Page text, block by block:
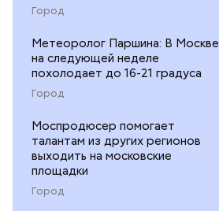
Город
Метеоролог Паршина: В Москве
на следующей неделе
похолодает до 16-21 градуса
Город
Моспродюсер помогает
талантам из других регионов
выходить на московские
площадки
Город